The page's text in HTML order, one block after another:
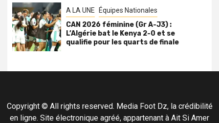
A LA UNE Équipes Nationales
CAN 2026 féminine (Gr A-J3) :
L’Algérie bat le Kenya 2-0 et se
qualifie pour les quarts de finale
Copyright © All rights reserved. Media Foot Dz, la crédibilité
en ligne. Site électronique agréé, appartenant à Ait Si Amer